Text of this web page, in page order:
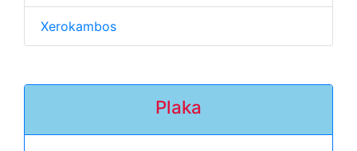
Xerokambos
Plaka